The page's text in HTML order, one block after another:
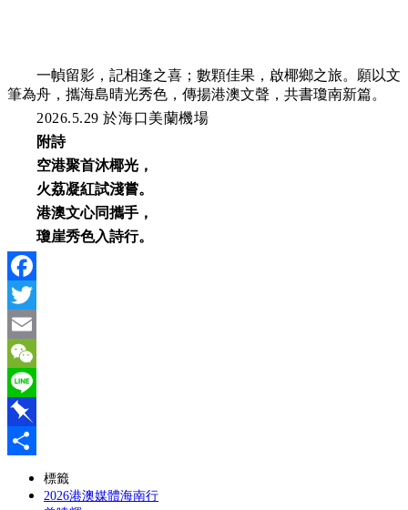
一幀留影，記相逢之喜；數顆佳果，啟椰鄉之旅。願以文
筆為舟，攜海島晴光秀色，傳揚港澳文聲，共書瓊南新篇。
2026.5.29 於海口美蘭機場
附詩
空港聚首沐椰光，
火荔凝紅試淺嘗。
港澳文心同攜手，
瓊崖秀色入詩行。
Facebook
Twitter
Email
WeChat
Line
Pinboard
標籤
2026港澳媒體海南行